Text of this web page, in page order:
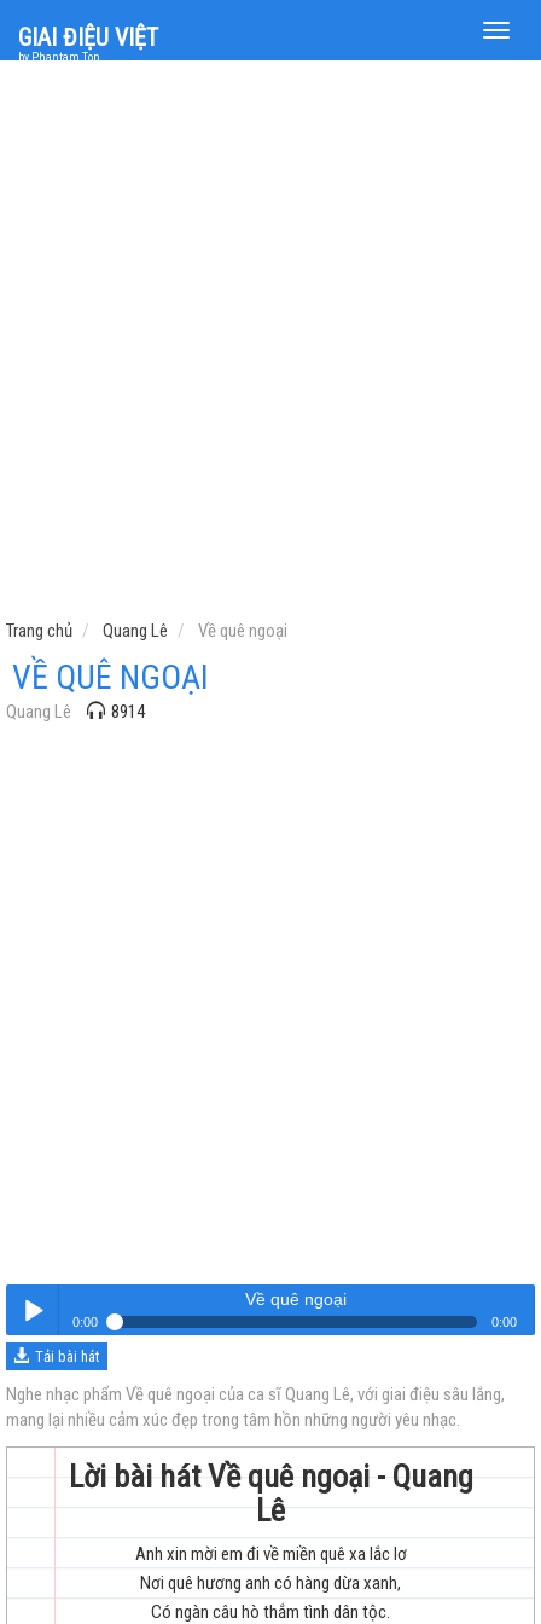
Toggle
GIAI ĐIỆU VIỆT
by Phantam Top
Trang chủ Quang Lê Về quê ngoại
VỀ QUÊ NGOẠI
Quang Lê 8914
Nghe
Về quê ngoại
0:00 0:00
Về quê ngoại
Tải bài hát
Nghe nhạc phẩm Về quê ngoại của ca sĩ Quang Lê, với giai điệu sâu lắng,
mang lại nhiều cảm xúc đẹp trong tâm hồn những người yêu nhạc.
Lời bài hát Về quê ngoại - Quang
Lê
Anh xin mời em đi về miền quê xa lắc lơ
Nơi quê hương anh có hàng dừa xanh,
Có ngàn câu hò thắm tình dân tộc.